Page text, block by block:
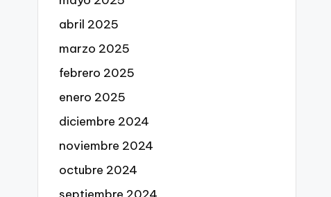
abril 2025
marzo 2025
febrero 2025
enero 2025
diciembre 2024
noviembre 2024
octubre 2024